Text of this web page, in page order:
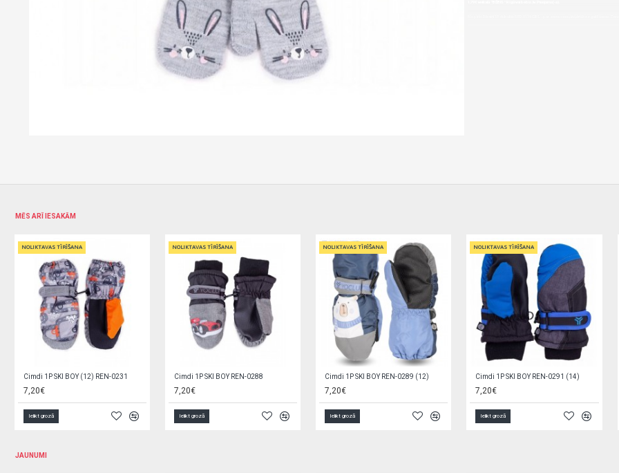
MĒS ARĪ IESAKĀM
NOLIKTAVAS TĪRĪŠANA
Cimdi 1P SKI BOY REN-0296
7,20€
Ielikt grozā
NOLIKTAVAS TĪRĪŠANA
Cimdi 1P SKI GIRL (12) REN-0200
6,60€
Ielikt grozā
NOLIKTAVAS TĪRĪŠANA
Cimdi 1P SKI GIRL (12) REN-0211
6,60€
Ielikt grozā
NOLIKTAVAS TĪRĪŠANA
Cimdi 1P SKI GIRL (14) REN-0207
5,60€
Ielikt grozā
JAUNUMI